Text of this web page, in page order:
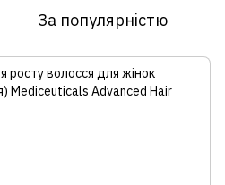
За популярністю